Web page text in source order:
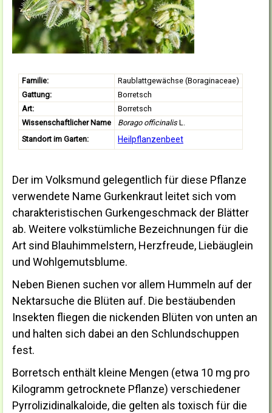
Familie:
Raublattgewächse (Boraginaceae)
Gattung:
Borretsch
Art:
Borretsch
Wissenschaftlicher Name
Borago officinalisL.
Standort im Garten:
Heilpflanzenbeet
Der im Volksmund gelegentlich für diese Pflanze
verwendete Name Gurkenkraut leitet sich vom
charakteristischen Gurkengeschmack der Blätter
ab. Weitere volkstümliche Bezeichnungen für die
Art sind Blauhimmelstern, Herzfreude, Liebäuglein
und Wohlgemutsblume.
Neben Bienen suchen vor allem Hummeln auf der
Nektarsuche die Blüten auf. Die bestäubenden
Insekten fliegen die nickenden Blüten von unten an
und halten sich dabei an den Schlundschuppen
fest.
Borretsch enthält kleine Mengen (etwa 10 mg pro
Kilogramm getrocknete Pflanze) verschiedener
Pyrrolizidinalkaloide, die gelten als toxisch für die